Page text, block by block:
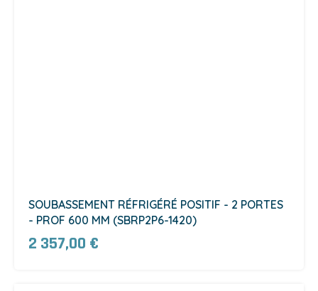
SOUBASSEMENT RÉFRIGÉRÉ POSITIF - 2 PORTES
- PROF 600 MM (SBRP2P6-1420)
2 357,00 €